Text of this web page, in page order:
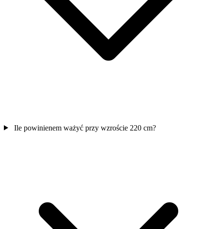
Ile powinienem ważyć przy wzroście 220 cm?